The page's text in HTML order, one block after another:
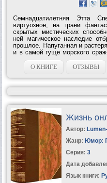
Семнадцатилетняя Этта
виртуозное, на грани
скрытых мистических
ней магическое наследие
прошлое. Напуганная и
и в самой гуще морского
который должен доставить
Айронвуд, настолько...
О КНИГЕ ОТЗЫВЫ
Жизнь
Автор:
Жанр: Юмор:
Серия: 3
Дата
Язык книги: